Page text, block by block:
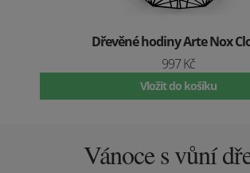
Dřevěné hodiny Arte Nox
997 Kč
Vložit do košíku
Vánoce s vůní